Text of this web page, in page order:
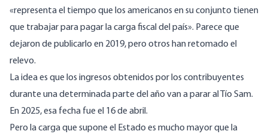
«representa el tiempo que los americanos en su conjunto tienen
que trabajar para pagar la carga fiscal del país». Parece que
dejaron de publicarlo en 2019, pero otros han retomado el
relevo.
La idea es que los ingresos obtenidos por los contribuyentes
durante una determinada parte del año van a parar al Tío Sam.
En 2025, esa fecha fue el 16 de abril.
Pero la carga que supone el Estado es mucho mayor que la